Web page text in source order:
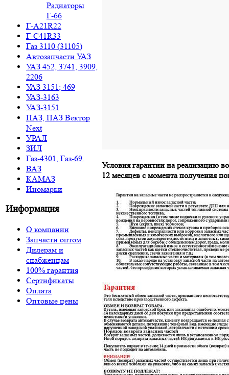
Радиаторы
Г-66
Г-A21R22
Г-C41R33
Газ 3110 (31105)
Автозапчасти УАЗ
УАЗ 452, 3741, 3909,
2206
УАЗ 3151; 469
УАЗ-3163
УАЗ-3151
ПАЗ, ПАЗ Вектор
Next
УРАЛ
ЗИЛ
Газ-4301, Газ-69.
ВАЗ
КАМАЗ
Иномарки
Информация
О компании
Запчасти оптом
Дилерам и
снабженцам
100% гарантия
Сертификаты
Оплата
Оптовые цены
Условия гарантии на реализацию
12 месяцев с момента получения